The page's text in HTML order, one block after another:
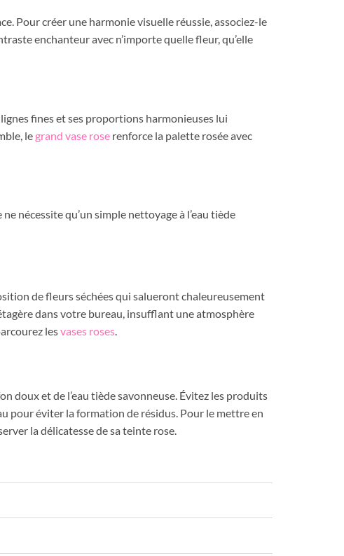
Pour créer une harmonie visuelle réussie, associez-le
enchanteur avec n’importe quelle fleur, qu’elle
fines et ses proportions harmonieuses lui
le grand vase rose renforce la palette rosée avec
nécessite qu’un simple nettoyage à l’eau tiède
de fleurs séchées qui salueront chaleureusement
dans votre bureau, insufflant une atmosphère
lesvases roses.
doux et de l’eau tiède savonneuse. Évitez les produits
pour éviter la formation de résidus. Pour le mettre en
la délicatesse de sa teinte rose.